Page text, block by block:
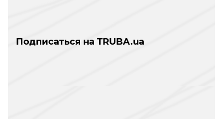
Подписаться на TRUBA.ua